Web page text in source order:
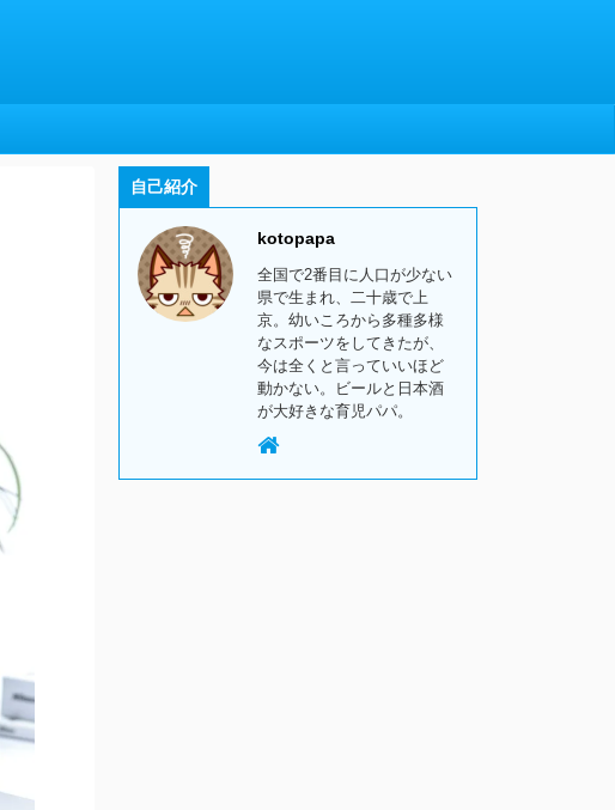
自己紹介
kotopapa
全国で2番目に人口が少ない
県で生まれ、二十歳で上
京。幼いころから多種多様
なスポーツをしてきたが、
今は全くと言っていいほど
動かない。ビールと日本酒
が大好きな育児パパ。